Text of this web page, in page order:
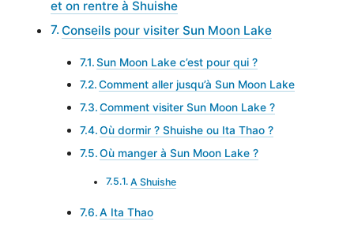
et on rentre à Shuishe
Conseils pour visiter Sun Moon Lake
Sun Moon Lake c’est pour qui ?
Comment aller jusqu’à Sun Moon Lake
Comment visiter Sun Moon Lake ?
Où dormir ? Shuishe ou Ita Thao ?
Où manger à Sun Moon Lake ?
A Shuishe
A Ita Thao